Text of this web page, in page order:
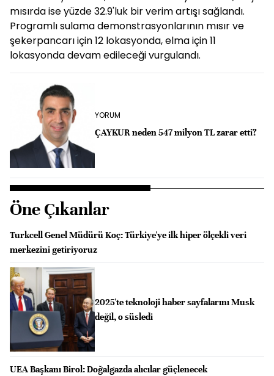
mısırda ise yüzde 32.9'luk bir verim artışı sağlandı.
Programlı sulama demonstrasyonlarının mısır ve
şekerpancarı için 12 lokasyonda, elma için 11
lokasyonda devam edileceği vurgulandı.
YORUM
ÇAYKUR neden 547 milyon TL zarar etti?
Öne Çıkanlar
Turkcell Genel Müdürü Koç: Türkiye'ye ilk hiper ölçekli veri
merkezini getiriyoruz
2025'te teknoloji haber sayfalarını Musk
değil, o süsledi
UEA Başkanı Birol: Doğalgazda alıcılar güçlenecek